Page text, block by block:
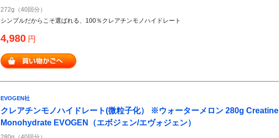
272g（40回分）
シンプルだからこそ選ばれる、100％クレアチンモノハイドレート
4,980 円
EVOGEN社
クレアチンモノハイドレート(微粒子化） ※ウォーターメロン 280g Creatine
Monohydrate EVOGEN（エボジェン/エヴォジェン）